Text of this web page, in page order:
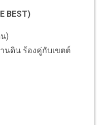
BEST)
)
นดิน ร้องคู่กับเขตต์